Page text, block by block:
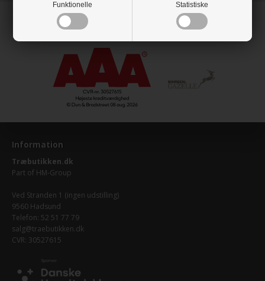
Funktionelle Statistiske
Ring og få rådgivning på
Information
Træbutikken.dk
Part of HM-Group
Ved Stranden 1 (ingen udstilling)
9560 Hadsund
Telefon: 52 51 77 79
salg@traebutikken.dk
CVR: 30527615